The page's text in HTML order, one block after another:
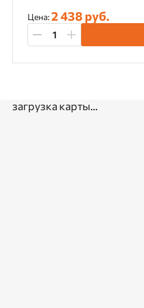
Цена:2 438 руб.
загрузка карты...